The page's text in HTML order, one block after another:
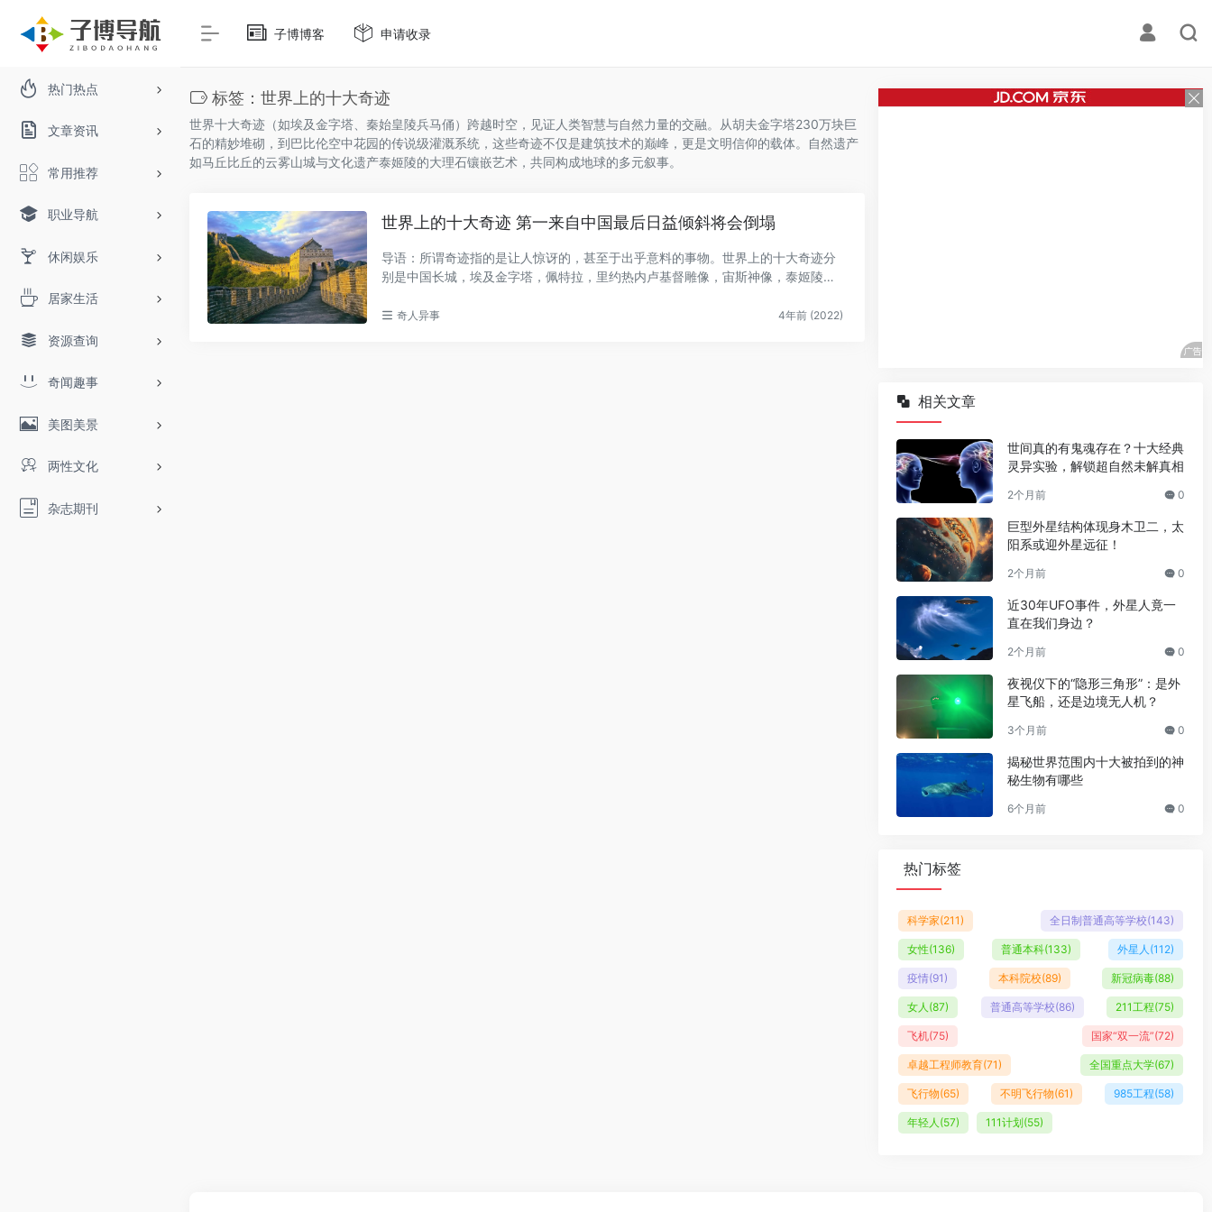
热门热点
文章资讯
常用推荐
职业导航
休闲娱乐
居家生活
资源查询
奇闻趣事
美图美景
两性文化
杂志期刊
子博博客 申请收录
标签：世界上的十大奇迹
世界十大奇迹（如埃及金字塔、秦始皇陵兵马俑）跨越时空，见证人类智慧与自然力量的交融。从胡夫金字塔230万块巨
石的精妙堆砌，到巴比伦空中花园的传说级灌溉系统，这些奇迹不仅是建筑技术的巅峰，更是文明信仰的载体。自然遗产
如马丘比丘的云雾山城与文化遗产泰姬陵的大理石镶嵌艺术，共同构成地球的多元叙事。
世界上的十大奇迹 第一来自中国最后日益倾斜将会倒塌
导语：所谓奇迹指的是让人惊讶的，甚至于出乎意料的事物。世界上的十大奇迹分
别是中国长城，埃及金字塔，佩特拉，里约热内卢基督雕像，宙斯神像，泰姬陵，
奇人异事 4年前 (2022)
相关文章
世间真的有鬼魂存在？十大经典
灵异实验，解锁超自然未解真相
2个月前 0
巨型外星结构体现身木卫二，太
阳系或迎外星远征！
2个月前 0
近30年UFO事件，外星人竟一
直在我们身边？
2个月前 0
夜视仪下的“隐形三角形”：是外
星飞船，还是边境无人机？
3个月前 0
揭秘世界范围内十大被拍到的神
秘生物有哪些
6个月前 0
热门标签
科学家(211) 全日制普通高等学校(143)
女性(136) 普通本科(133) 外星人 (112)
疫情(91) 本科院校(89) 新冠病毒(88)
女人 (87) 普通高等学校(86) 211工程(75)
飞机(75) 国家“双一流”(72)
卓越工程师教育(71) 全国重点大学(67)
飞行物(65) 不明飞行物(61) 985工程(58)
年轻人 (57) 111计划(55)